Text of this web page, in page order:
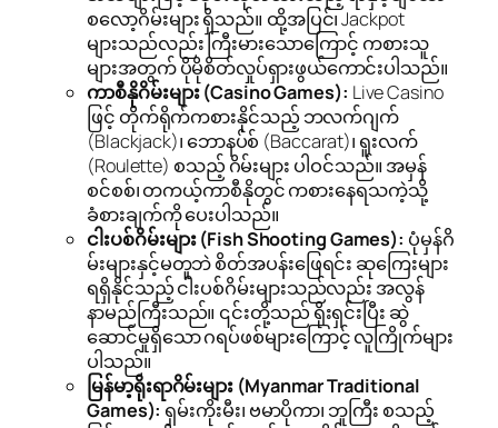
စလော့ဂိမ်းများ ရှိသည်။ ထို့အပြင်၊ Jackpot
များသည်လည်း ကြီးမားသောကြောင့် ကစားသူ
များအတွက် ပိုမိုစိတ်လှုပ်ရှားဖွယ်ကောင်းပါသည်။
ကာစီနိုဂိမ်းများ (Casino Games): Live Casino
ဖြင့် တိုက်ရိုက်ကစားနိုင်သည့် ဘလက်ဂျက်
(Blackjack)၊ ဘောနပ်စ် (Baccarat)၊ ရူးလက်
(Roulette) စသည့် ဂိမ်းများ ပါဝင်သည်။ အမှန်
စင်စစ်၊ တကယ့်ကာစီနိုတွင် ကစားနေရသကဲ့သို့
ခံစားချက်ကို ပေးပါသည်။
ငါးပစ်ဂိမ်းများ (Fish Shooting Games): ပုံမှန်ဂိ
မ်းများနှင့်မတူဘဲ စိတ်အပန်းဖြေရင်း ဆုကြေးများ
ရရှိနိုင်သည့် ငါးပစ်ဂိမ်းများသည်လည်း အလွန်
နာမည်ကြီးသည်။ ၎င်းတို့သည် ရိုးရှင်းပြီး ဆွဲ
ဆောင်မှုရှိသော ဂရပ်ဖစ်များကြောင့် လူကြိုက်များ
ပါသည်။
မြန်မာ့ရိုးရာဂိမ်းများ (Myanmar Traditional
Games):ရှမ်းကိုးမီး၊ ဗမာပိုကာ၊ ဘူကြီး စသည့်